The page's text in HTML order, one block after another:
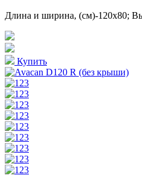
Длина и ширина, (см)-120x80;
Купить